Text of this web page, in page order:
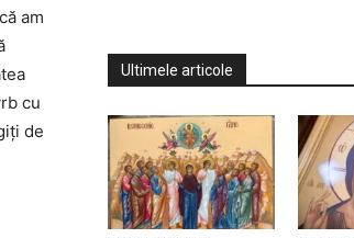
am
cu
de
Ultimele articole